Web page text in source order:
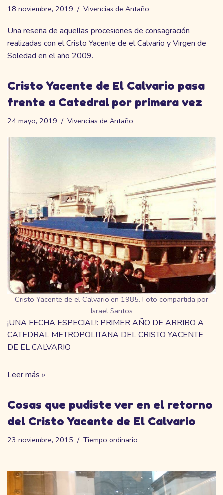
18 noviembre, 2019 Vivencias de Antaño
Una reseña de aquellas procesiones de consagración
realizadas con el Cristo Yacente de el Calvario y Virgen de
Soledad en el año 2009.
Cristo Yacente de El Calvario pasa
frente a Catedral por primera vez
24 mayo, 2019 Vivencias de Antaño
Cristo Yacente de el Calvario en 1985. Foto compartida por
Israel Santos
¡UNA FECHA ESPECIAL!: PRIMER AÑO DE ARRIBO A
CATEDRAL METROPOLITANA DEL CRISTO YACENTE
DE EL CALVARIO
Leer más »
Cosas que pudiste ver en el retorno
del Cristo Yacente de El Calvario
23 noviembre, 2015 Tiempo ordinario